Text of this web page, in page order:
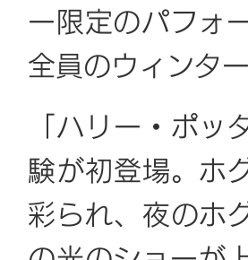
ー限定のパフォ
全員のウィンタ
「ハリー・ポ
験が初登場。ホ
彩られ、夜のホ